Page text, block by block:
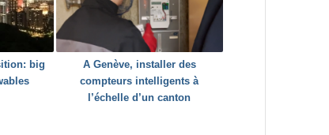
big
A Genève, installer des
compteurs intelligents à
l’échelle d’un canton